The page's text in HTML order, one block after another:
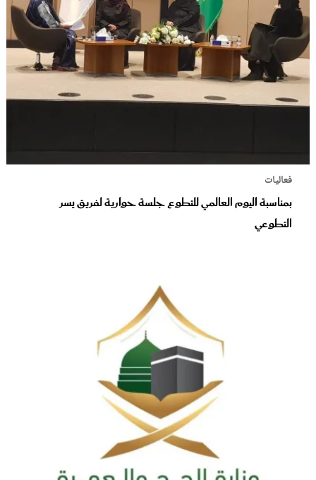
فعاليات
بمناسبة اليوم العالمي للتطوع جلسة حوارية لفريق يسر
التطوعي